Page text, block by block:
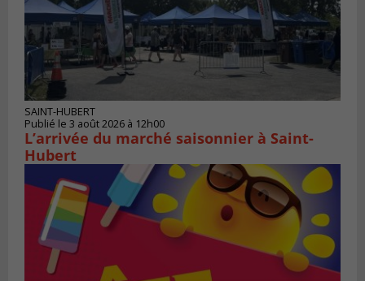
SAINT-HUBERT
Publié le 3 août 2026 à 12h00
L’arrivée du marché saisonnier à Saint-
Hubert